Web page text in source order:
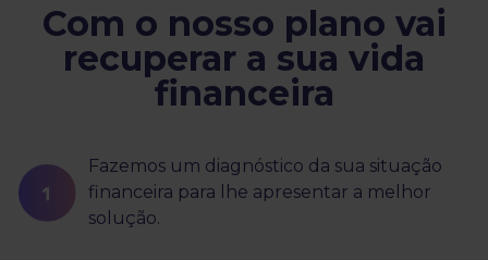
Com o nosso plano vai
recuperar a sua vida
financeira
Fazemos um diagnóstico da sua situação
financeira para lhe apresentar a melhor
solução.